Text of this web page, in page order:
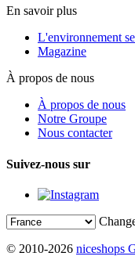
En savoir plus
L'environnement
Magazine
À propos de nous
À propos de nous
Notre Groupe
Nous contacter
Suivez-nous sur
© 2010-2026 niceshops